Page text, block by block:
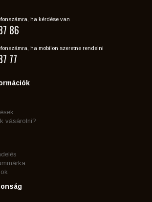
ha kérdése van
86
ha mobilon szeretne rendelni
77
vásárolni?